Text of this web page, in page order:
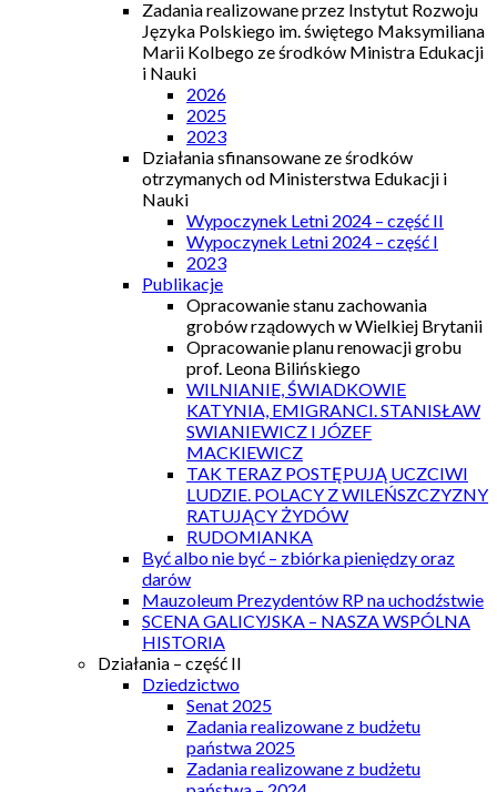
Zadania realizowane przez Instytut Rozwoju
Języka Polskiego im. świętego Maksymiliana
Marii Kolbego ze środków Ministra Edukacji
i Nauki
2026
2025
2023
Działania sfinansowane ze środków
otrzymanych od Ministerstwa Edukacji i
Nauki
Wypoczynek Letni 2024 – część II
Wypoczynek Letni 2024 – część I
2023
Publikacje
Opracowanie stanu zachowania
grobów rządowych w Wielkiej Brytanii
Opracowanie planu renowacji grobu
prof. Leona Bilińskiego
WILNIANIE, ŚWIADKOWIE
KATYNIA, EMIGRANCI. STANISŁAW
SWIANIEWICZ I JÓZEF
MACKIEWICZ
TAK TERAZ POSTĘPUJĄ UCZCIWI
LUDZIE. POLACY Z WILEŃSZCZYZNY
RATUJĄCY ŻYDÓW
RUDOMIANKA
Być albo nie być – zbiórka pieniędzy oraz
darów
Mauzoleum Prezydentów RP na uchodźstwie
SCENA GALICYJSKA – NASZA WSPÓLNA
HISTORIA
Działania – część II
Dziedzictwo
Senat 2025
Zadania realizowane z budżetu
państwa 2025
Zadania realizowane z budżetu